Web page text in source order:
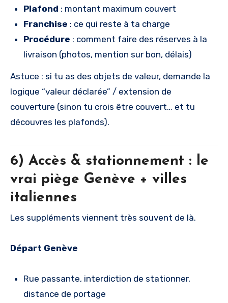
Plafond : montant maximum couvert
Franchise : ce qui reste à ta charge
Procédure : comment faire des réserves à la
livraison (photos, mention sur bon, délais)
Astuce : si tu as des objets de valeur, demande la
logique “valeur déclarée” / extension de
couverture (sinon tu crois être couvert… et tu
découvres les plafonds).
6) Accès & stationnement : le
vrai piège Genève + villes
italiennes
Les suppléments viennent très souvent de là.
Départ Genève
Rue passante, interdiction de stationner,
distance de portage